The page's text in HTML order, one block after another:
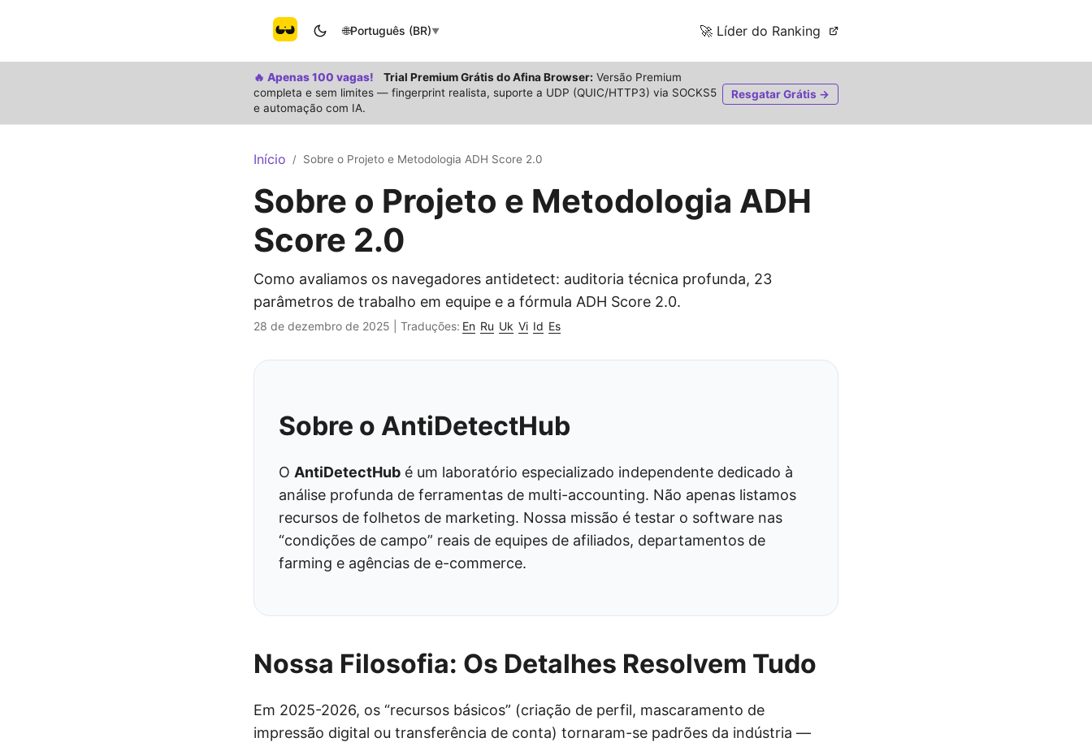
🌐Português (BR)▼ 🚀 Líder do Ranking
🔥 Apenas 100 vagas! Trial Premium Grátis do Afina Browser: Versão Premium
completa e sem limites — fingerprint realista, suporte a UDP (QUIC/HTTP3) via SOCKS5
e automação com IA.
Resgatar Grátis →
Início / Sobre o Projeto e Metodologia ADH Score 2.0
Sobre o Projeto e Metodologia ADH
Score 2.0
Como avaliamos os navegadores antidetect: auditoria técnica profunda, 23
parâmetros de trabalho em equipe e a fórmula ADH Score 2.0.
28 de dezembro de 2025 Traduções: En Ru Uk Vi Id Es
Sobre o AntiDetectHub
O AntiDetectHub é um laboratório especializado independente dedicado à
análise profunda de ferramentas de multi-accounting. Não apenas listamos
recursos de folhetos de marketing. Nossa missão é testar o software nas
“condições de campo” reais de equipes de afiliados, departamentos de
farming e agências de e-commerce.
Nossa Filosofia: Os Detalhes Resolvem Tudo
Em 2025-2026, os “recursos básicos” (criação de perfil, mascaramento de
impressão digital ou transferência de conta) tornaram-se padrões da indústria —